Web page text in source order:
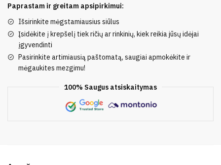
Kid
Mohera,
35%
Alpaka,
30%
Poliamidas
Paprastam ir greitam apsipirkimui:
Išsirinkite mėgstamiausius siūlus
Įsidėkite į krepšelį tiek ričių ar rinkinių, kiek reikia jūsų idėjai
įgyvendinti
Pasirinkite artimiausią paštomatą, saugiai apmokėkite ir
mėgaukites mezgimu!
100% Saugus atsiskaitymas